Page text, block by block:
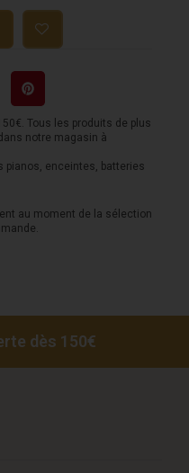
Tous les produits de plus
notre magasin à
pianos, enceintes, batteries
au moment de la sélection
dès 150€